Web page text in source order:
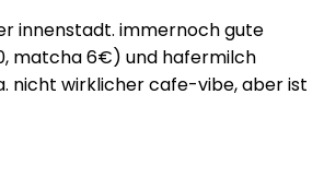
innenstadt. immernoch gute
matcha 6€) und hafermilch
nicht wirklicher cafe-vibe, aber ist